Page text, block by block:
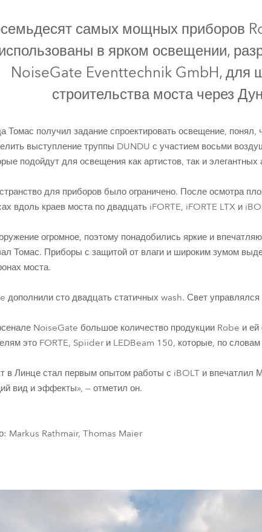
Robe Maritime
iBOLT™ iFORTE® LTX
самых мощных приборов
в ярком освещении,
NoiseGate Eventtechnik GmbH, для
строительства моста через
Томас получил задание спроектировать освещение,
выступление труппы DUNDU с участием восьми
подойдут для освещения как артистов, так и элегантных
для приборов было ограничено. После осмотра
вдоль краев моста по двадцать iFORTE, iFORTE LTX и
огромное, поэтому понадобились яркие и
Томас. Приборы с защитой от влаги и широким зумом
моста.
дополнили сто двадцать статичных wash. Свет
NoiseGate большое количество продукции Robe и
это FORTE, Spiider и LEDBeam 150, которые, по
в Линце стал первым опытом работы с iBOLT и
вид и эффекты», — отметил он.
Markus Rathmair, Thomas Maier